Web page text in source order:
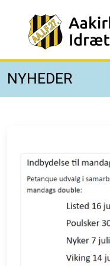
NYHEDER